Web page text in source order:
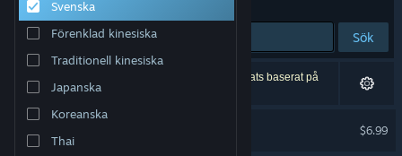
Support
Byt språk
Skaffa Steams mobilapp
Se skrivbordswebbplats
Svenska
Förenklad kinesiska
Traditionell kinesiska
Japanska
Koreanska
Thai
Sortera efter Relevans
Sök
1 träff matchade din sökning. 1 titel har exkluderats baserat på
dina preferenser.
$6.99